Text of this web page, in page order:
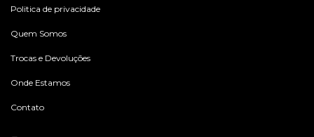
Politica de privacidade
Quem Somos
Trocas e Devoluções
Onde Estamos
Contato